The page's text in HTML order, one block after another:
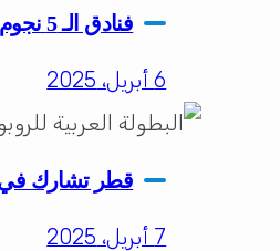
فنادق الـ 5 نجوم في قطر بـ 14 دولارًا لليلة واحدة.. كيف تستفيد من العرض؟
6 أبريل، 2025
قطر تشارك في
7 أبريل، 2025